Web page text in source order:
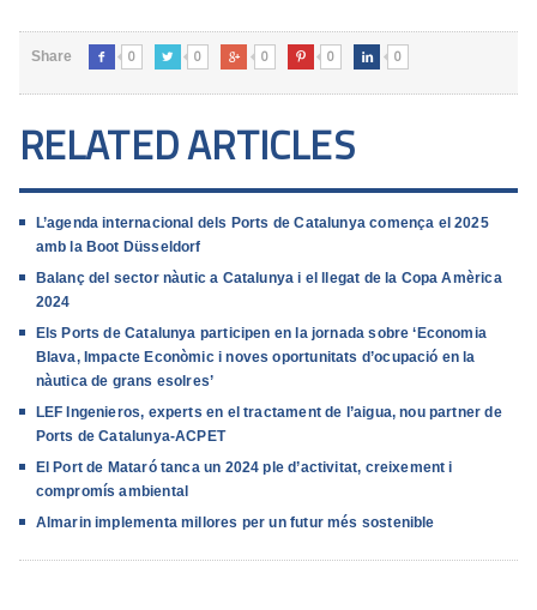
Share  0  0  0  0  0
RELATED ARTICLES
L’agenda internacional dels Ports de Catalunya comença el 2025
amb la Boot Düsseldorf
Balanç del sector nàutic a Catalunya i el llegat de la Copa Amèrica
2024
Els Ports de Catalunya participen en la jornada sobre ‘Economia
Blava, Impacte Econòmic i noves oportunitats d’ocupació en la
nàutica de grans esolres’
LEF Ingenieros, experts en el tractament de l’aigua, nou partner de
Ports de Catalunya-ACPET
El Port de Mataró tanca un 2024 ple d’activitat, creixement i
compromís ambiental
Almarin implementa millores per un futur més sostenible